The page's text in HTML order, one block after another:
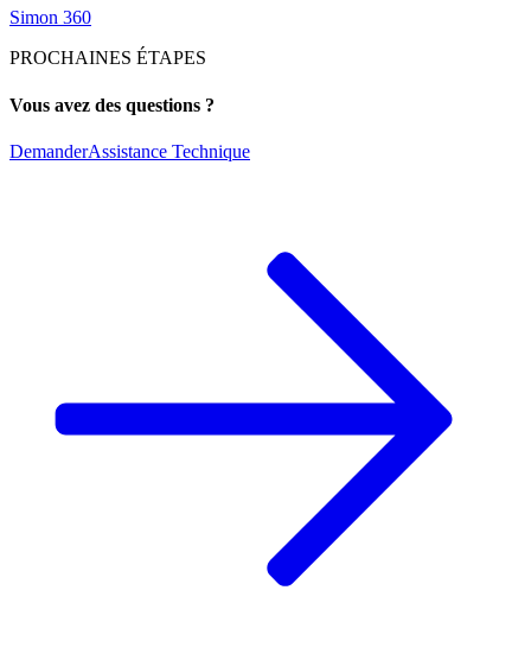
Simon 360
PROCHAINES ÉTAPES
Vous avez des questions ?
DemanderAssistance Technique